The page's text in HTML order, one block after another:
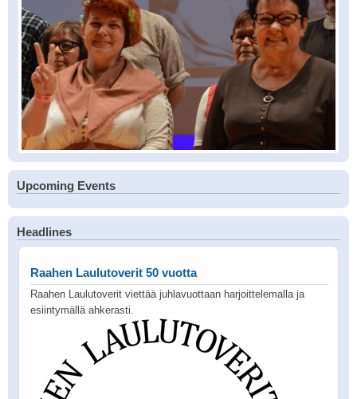
Upcoming Events
Headlines
Raahen Laulutoverit 50 vuotta
Raahen Laulutoverit viettää juhlavuottaan harjoittelemalla ja
esiintymällä ahkerasti.